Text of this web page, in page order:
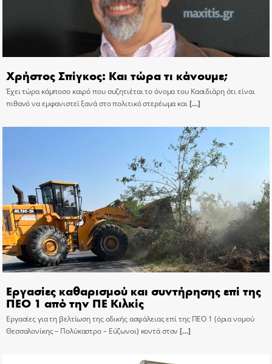
Χρήστος Σπίγκος: Και τώρα τι κάνουμε;
Έχει τώρα κάμποσο καιρό που συζητιέται το όνομα του Κασιδιάρη ότι είναι
πιθανό να εμφανιστεί ξανά στο πολιτικό στερέωμα και[…]
Εργασίες καθαρισμού και συντήρησης επί της
ΠΕΟ 1 από την ΠΕ Κιλκίς
Εργασίες για τη βελτίωση της οδικής ασφάλειας επί της ΠΕΟ 1 (όρια νομού
Θεσσαλονίκης – Πολύκαστρο – Εύζωνοι) κοντά στον […]